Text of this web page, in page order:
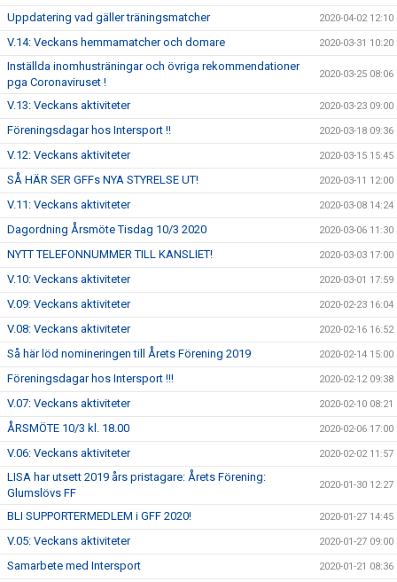
Uppdatering vad gäller träningsmatcher 2020-04-02 12:10
V.14: Veckans hemmamatcher och domare 2020-03-31 10:20
Inställda inomhusträningar och övriga rekommendationer
pga Coronaviruset !
2020-03-25 08:06
V.13: Veckans aktiviteter 2020-03-23 09:00
Föreningsdagar hos Intersport !! 2020-03-18 09:36
V.12: Veckans aktiviteter 2020-03-15 15:45
SÅ HÄR SER GFFs NYA STYRELSE UT! 2020-03-11 12:00
V.11: Veckans aktiviteter 2020-03-08 14:24
Dagordning Årsmöte Tisdag 10/3 2020 2020-03-06 11:30
NYTT TELEFONNUMMER TILL KANSLIET! 2020-03-03 17:00
V.10: Veckans aktiviteter 2020-03-01 17:59
V.09: Veckans aktiviteter 2020-02-23 16:04
V.08: Veckans aktiviteter 2020-02-16 16:52
Så här löd nomineringen till Årets Förening 2019 2020-02-14 15:00
Föreningsdagar hos Intersport !!! 2020-02-12 09:38
V.07: Veckans aktiviteter 2020-02-10 08:21
ÅRSMÖTE 10/3 kl. 18.00 2020-02-06 17:00
V.06: Veckans aktiviteter 2020-02-02 11:57
LISA har utsett 2019 års pristagare: Årets Förening:
Glumslövs FF
2020-01-30 12:27
BLI SUPPORTERMEDLEM i GFF 2020! 2020-01-27 14:45
V.05: Veckans aktiviteter 2020-01-27 09:00
Samarbete med Intersport 2020-01-21 08:36